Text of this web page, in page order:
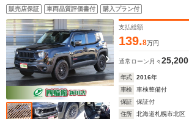
ETC2.0
ト/Apple連携/BT リアカメラ/駐車ソナー 斜
クロス/車線 オートクルーズ スマートキー 革
セノン バイザー 夏冬タイヤ
販売店保証 車両品質評価書付 購入プラン付
支払総額
139.8万円
通常ローン 月々25,200
年式 2016年
車検
車検整備付
保証
保証付
住所
北海道札幌市北区